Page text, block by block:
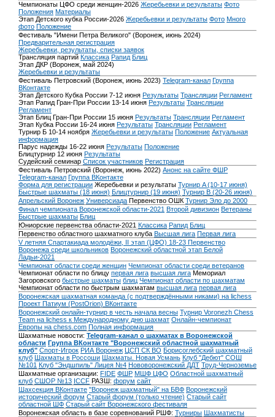
Чемпионаты ЦФО среди женщин-2026 Жеребьевки и результаты Фото
Положения Материалы
Этап Детского кубка России-2026 Жеребьевки и результаты Фото Много
фото Положение
Фестиваль "Имени Петра Великого" (Воронеж, июнь 2024)
Предварительная регистрация
Жеребьевки, результаты, списки заявок
Трансляция партий Классика Рапид Блиц
Этап ДКР (Воронеж, май 2024)
Жеребьевки и результаты
Фестиваль Петровский (Воронеж, июнь 2023) Telegram-канал Группа
ВКонтакте
Этап Детского Кубка России 7-12 июня Результаты Трансляции Регламент
Этап Рапид Гран-При России 13-14 июня Результаты Трансляции
Регламент
Этап Блиц Гран-При России 15 июня Результаты Трансляции Регламент
Этап Кубка России 16-24 июня Результаты Трансляции Регламент
Турнир Б 10-14 ноября Жеребьевки и результаты Положение Актуальная
информация
Парус надежды 16-22 июня Результаты Положение
Блицтурнир 12 июня Результаты
Судейский семинар Список участников Регистрация
Фестиваль Петровский (Воронеж, июнь 2022) Анонс на сайте ФШР
Telegram-канал Группа ВКонтакте
Форма для регистрации Жеребьевки и результаты Турнир A (10-17 июня)
Быстрые шахматы (18 июня) Блицтурнир (19 июня) Турнир B (20-26 июня)
Апрельский Воронеж Универсиада Первенство ОШК Турнир Эло до 2000
Финал чемпионата Воронежской области-2021 Второй дивизион Ветераны
Быстрые шахматы Блиц
Юниорские первенства области-2021 Классика Рапид Блиц
Первенство областного шахматного клуба Высшая лига Первая лига
V летняя Спартакиада молодёжи, II этап (ЦФО) 18-23 Первенство
Воронежа среди школьников Воронежский областной этап Белой
Ладьи-2021
Чемпионат области среди женщин Чемпионат области среди ветеранов
Чемпионат области по блицу первая лига высшая лига Мемориал
Загоровского быстрые шахматы блиц Чемпионат области по шахматам
Чемпионат области по быстрым шахматам высшая лига первая лига
Воронежская шахматная команда (с подтверждёнными никами) на lichess
Проект Патиум (PostOrion) ВКонтакте
Воронежский онлайн-турнир в честь начала весны Турнир Voronezh Chess
Team на lichess к Международному дню шахмат Онлайн-чемпионат
Европы на chess.com Полная информация
Шахматные новости: Telegram-канал о шахматах в Воронежской
области Группа ВКонтакте "Воронежский областной шахматный
клуб" Спорт-Игрок РИА Воронеж ЦСП СК ВО Борисоглебский шахматный
клуб Шахматы в Россоши Шахматы. Новая Усмань Клуб "Дебют" СОШ
№101 Клуб "Эндшпиль" Лицея №4 Нововоронежский ДДТ Труд-Черноземье
Шахматные организации: FIDE ФШР МШФ ЦФО Областной шахматный
клуб СШОР №13 ICCF РАЗШ: форум сайт
Шахсекция ВКонтакте "Воронеж шахматный" на БВФ Воронежский
исторический форум Cтарый форум (только чтение) Старый сайт
областной ШФ Старый сайт Воронежского фестиваля
Воронежская область в базе соревнований РШФ: Турниры Шахматисты